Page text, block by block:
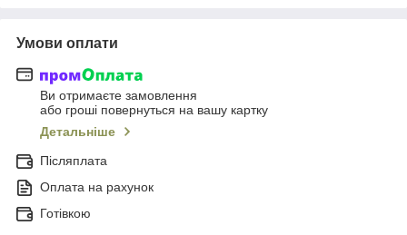
Умови оплати
Ви отримаєте замовлення
або гроші повернуться на вашу картку
Детальніше
Післяплата
Оплата на рахунок
Готівкою